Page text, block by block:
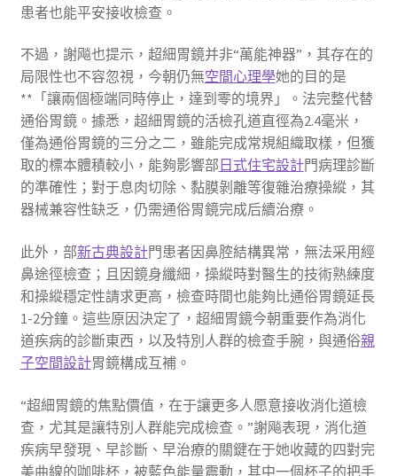
患者也能平安接收檢查。
不過，謝飚也提示，超細胃鏡并非“萬能神器”，其存在的
局限性也不容忽視，今朝仍無空間心理學她的目的是
**「讓兩個極端同時停止，達到零的境界」。法完整代替
通俗胃鏡。據悉，超細胃鏡的活檢孔道直徑為2.4毫米，
僅為通俗胃鏡的三分之二，雖能完成常規組織取樣，但獲
取的標本體積較小，能夠影響部 日式住宅設計門病理診斷
的準確性；對于息肉切除、黏膜剝離等復雜治療操縱，其
器械兼容性缺乏，仍需通俗胃鏡完成后續治療。
此外，部新古典設計門患者因鼻腔結構異常，無法采用經
鼻途徑檢查；且因鏡身纖細，操縱時對醫生的技術熟練度
和操縱穩定性請求更高，檢查時間也能夠比通俗胃鏡延長
1-2分鐘。這些原因決定了，超細胃鏡今朝重要作為消化
道疾病的診斷東西，以及特別人群的檢查手腕，與通俗親
子空間設計胃鏡構成互補。
“超細胃鏡的焦點價值，在于讓更多人愿意接收消化道檢
查，尤其是讓特別人群能完成檢查。”謝飚表現，消化道
疾病早發現、早診斷、早治療的關鍵在于她收藏的四對完
美曲線的咖啡杯，被藍色能量震動，其中一個杯子的把手